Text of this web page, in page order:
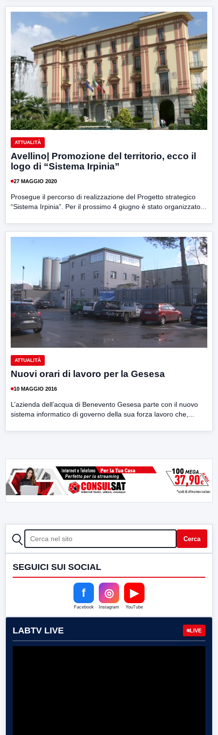
ATTUALITÀ
Avellino| Promozione del territorio, ecco il
logo di “Sistema Irpinia”
27 MAGGIO 2020
Prosegue il percorso di realizzazione del Progetto strategico
“Sistema Irpinia”. Per il prossimo 4 giugno è stato organizzato...
ATTUALITÀ
Nuovi orari di lavoro per la Gesesa
10 MAGGIO 2016
L’azienda dell’acqua di Benevento Gesesa parte con il nuovo
sistema informatico di governo della sua forza lavoro che,...
CERCA Cerca
SEGUICI SUI SOCIAL
f
Facebook
◎
Instagram
▶
YouTube
LABTV LIVE LIVE